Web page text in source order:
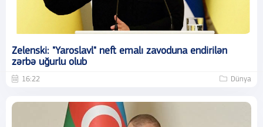
Zelenski: "Yaroslavl" neft emalı zavoduna endirilən
zərbə uğurlu olub
16:22 Dünya